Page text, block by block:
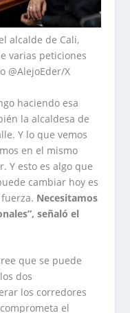
alcalde de Cali,
varias peticiones
@AlejoEder/X
haciendo esa
la alcaldesa de
Y lo que vemos
en el mismo
Y esto es algo que
cambiar hoy es
Necesitamos
señaló el
que se puede
dos
los corredores
el